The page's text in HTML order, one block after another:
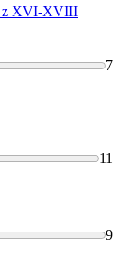
z XVI-XVIII
7
11
9